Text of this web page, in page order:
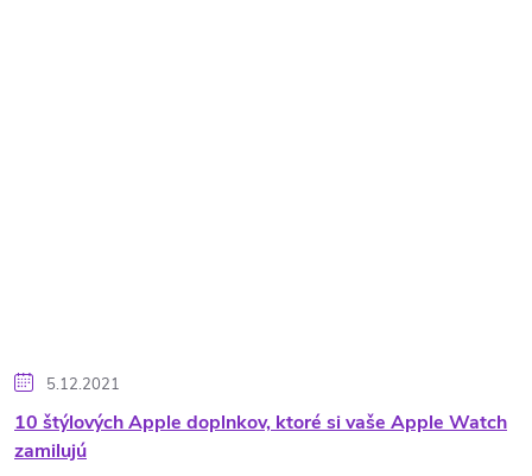
5.12.2021
10 štýlových Apple doplnkov, ktoré si vaše Apple Watch
zamilujú